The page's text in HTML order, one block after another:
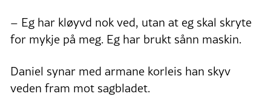
– Eg har kløyvd nok ved, utan at eg skal skryte
for mykje på meg. Eg har brukt sånn maskin.
Daniel synar med armane korleis han skyv
veden fram mot sagbladet.